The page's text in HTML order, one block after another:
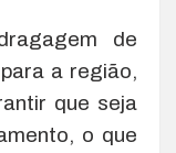
de
a região,
que seja
o que